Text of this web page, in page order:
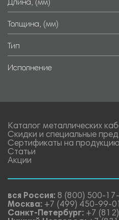
Длина, (мм)
Толщина, (мм)
Тип
Исполнение
Каталог металлических
Скидки и специальные
Сертификаты на продукцию
Статьи
Акции
вся Россия: 8 (800) 500-17-
Москва: +7 (499) 450-99-01
Санкт-Петербург: +7